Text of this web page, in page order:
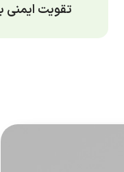
تقویت ایمنی